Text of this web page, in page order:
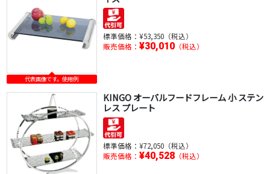
代表画像です。使用例
標準価格： ¥53,350（税込）
販売価格： ¥30,010（税込）
KINGO オーバルフードフレーム 小 ステン
レス プレート
標準価格： ¥72,050（税込）
販売価格： ¥40,528（税込）